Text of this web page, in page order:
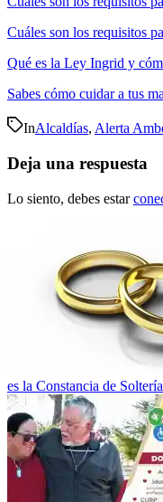
Cuáles son los requisitos
Qué es la Ley Ingrid y
Sabes cómo cuidar a tus
InAlcaldías, Alerta
Deja una respuesta
Lo siento, debes estar
es la Constancia de